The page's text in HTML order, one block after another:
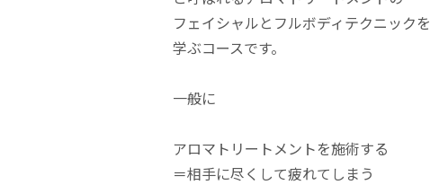
フェイシャルとフルボディテクニックを
学ぶコースです。
一般に
アロマトリートメントを施術する
＝相手に尽くして疲れてしまう